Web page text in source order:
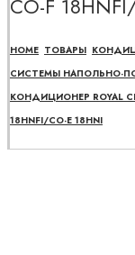
CO-F
HOME ТОВАРЫ
СИСТЕМЫ НАПОЛЬНО-
КОНДИЦИОНЕР ROYAL
18HNFI/CO-E 18HNI